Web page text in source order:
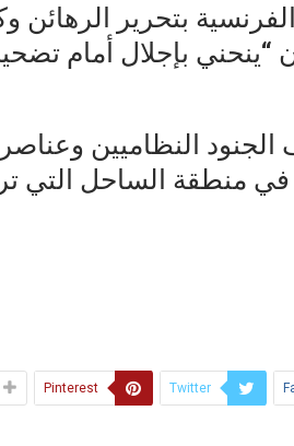
بتحرير
بإجلال أمام تضحية
الجنود النظاميين
في منطقة الساحل التي
Twitter
Pinterest